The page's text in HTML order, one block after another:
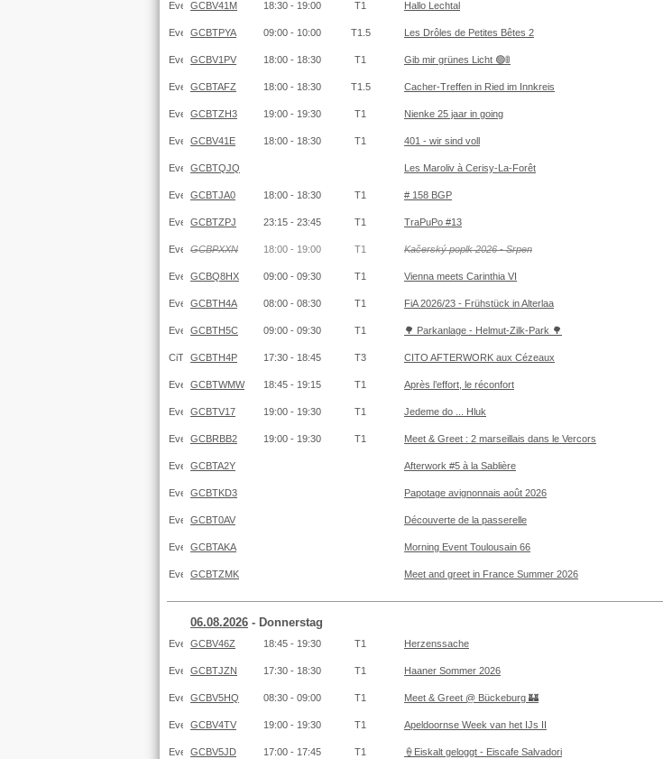
GCBV41M 18:30 - 19:00 T1 Hallo Lechtal
GCBTPYA 09:00 - 10:00 T1.5 Les Drôles de Petites Bêtes 2
GCBV1PV 18:00 - 18:30 T1 Gib mir grünes Licht 🟢🚦
GCBTAFZ 18:00 - 18:30 T1.5 Cacher-Treffen in Ried im Innkreis
GCBTZH3 19:00 - 19:30 T1 Nienke 25 jaar in going
GCBV41E 18:00 - 18:30 T1 401 - wir sind voll
GCBTQJQ Les Maroliv à Cerisy-La-Forêt
GCBTJA0 18:00 - 18:30 T1 # 158 BGP
GCBTZPJ 23:15 - 23:45 T1 TraPuPo #13
GCBPXXN 18:00 - 19:00 T1 Kačerský poplk 2026 - Srpen
GCBQ8HX 09:00 - 09:30 T1 Vienna meets Carinthia VI
GCBTH4A 08:00 - 08:30 T1 FiA 2026/23 - Frühstück in Alterlaa
GCBTH5C 09:00 - 09:30 T1 🌳 Parkanlage - Helmut-Zilk-Park 🌳
GCBTH4P 17:30 - 18:45 T3 CITO AFTERWORK aux Cézeaux
GCBTWMW 18:45 - 19:15 T1 Après l’effort, le réconfort
GCBTV17 19:00 - 19:30 T1 Jedeme do ... Hluk
GCBRBB2 19:00 - 19:30 T1 Meet & Greet : 2 marseillais dans le Vercors
GCBTA2Y Afterwork #5 à la Sablière
GCBTKD3 Papotage avignonnais août 2026
GCBT0AV Découverte de la passerelle
GCBTAKA Morning Event Toulousain 66
GCBTZMK Meet and greet in France Summer 2026
06.08.2026 - Donnerstag
GCBV46Z 18:45 - 19:30 T1 Herzenssache
GCBTJZN 17:30 - 18:30 T1 Haaner Sommer 2026
GCBV5HQ 08:30 - 09:00 T1 Meet & Greet @ Bückeburg 🏰
GCBV4TV 19:00 - 19:30 T1 Apeldoornse Week van het IJs II
GCBV5JD 17:00 - 17:45 T1 🍦Eiskalt geloggt - Eiscafe Salvadori